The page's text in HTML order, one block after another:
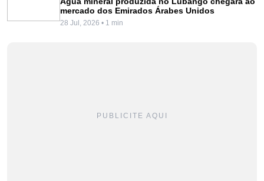
mercado dos Emirados Árabes Unidos
28 Jul, 2026 • 1 min
PUBLICITE AQUI